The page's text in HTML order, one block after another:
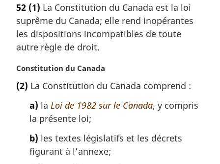
n
d
e
p
g
e
i
n
d
e
p
g
e
t
e
m
a
g
n
52 (1) La Constitution du Canada est la loi
suprême du Canada; elle rend inopérantes
les dispositions incompatibles de toute
autre règle de droit.
N
t
Constitution du Canada
(2) La Constitution du Canada comprend :
a) la Loi de 1982 sur le Canada, y compris
la présente loi;
b) les textes législatifs et les décrets
figurant à l’annexe;